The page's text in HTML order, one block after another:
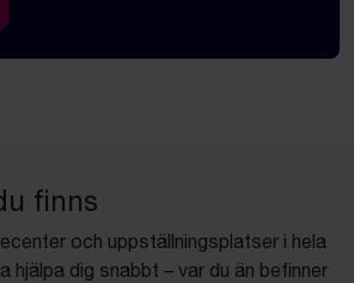
finns
och uppställningsplatser i hela
hjälpa dig snabbt – var du än befinner